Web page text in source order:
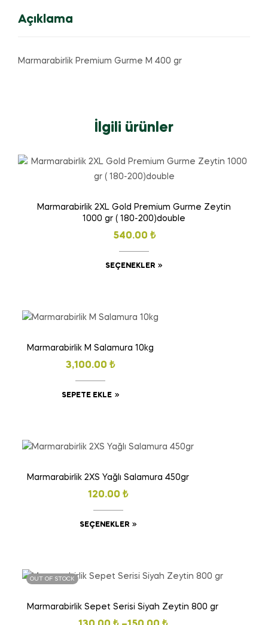
Açıklama
Marmarabirlik Premium Gurme M 400 gr
İlgili ürünler
Marmarabirlik 2XL Gold Premium Gurme Zeytin
1000 gr ( 180-200)double
540.00 ₺
SEÇENEKLER
Marmarabirlik M Salamura 10kg
3,100.00 ₺
SEPETE EKLE
Marmarabirlik 2XS Yağlı Salamura 450gr
120.00 ₺
SEÇENEKLER
OUT OF STOCK
Marmarabirlik Sepet Serisi Siyah Zeytin 800 gr